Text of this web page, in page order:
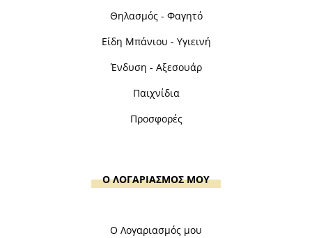
Θηλασμός - Φαγητό
Είδη Μπάνιου - Υγιεινή
Ένδυση - Αξεσουάρ
Παιχνίδια
Προσφορές
Ο ΛΟΓΑΡΙΑΣΜΟΣ ΜΟΥ
Ο Λογαριασμός μου